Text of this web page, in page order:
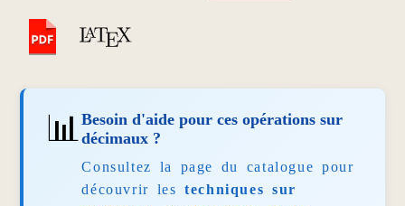
📊Besoin d'aide pour ces opérations sur
décimaux ?
Consultez la page du catalogue pour
découvrir lestechniques sur